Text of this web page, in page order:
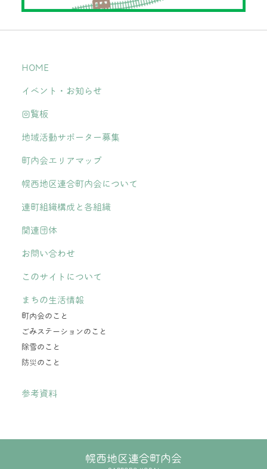
HOME
イベント・お知らせ
回覧板
地域活動サポーター募集
町内会エリアマップ
幌西地区連合町内会について
連町組織構成と各組織
関連団体
お問い合わせ
このサイトについて
まちの生活情報
町内会のこと
ごみステーションのこと
除雪のこと
防災のこと
参考資料
幌西地区連合町内会